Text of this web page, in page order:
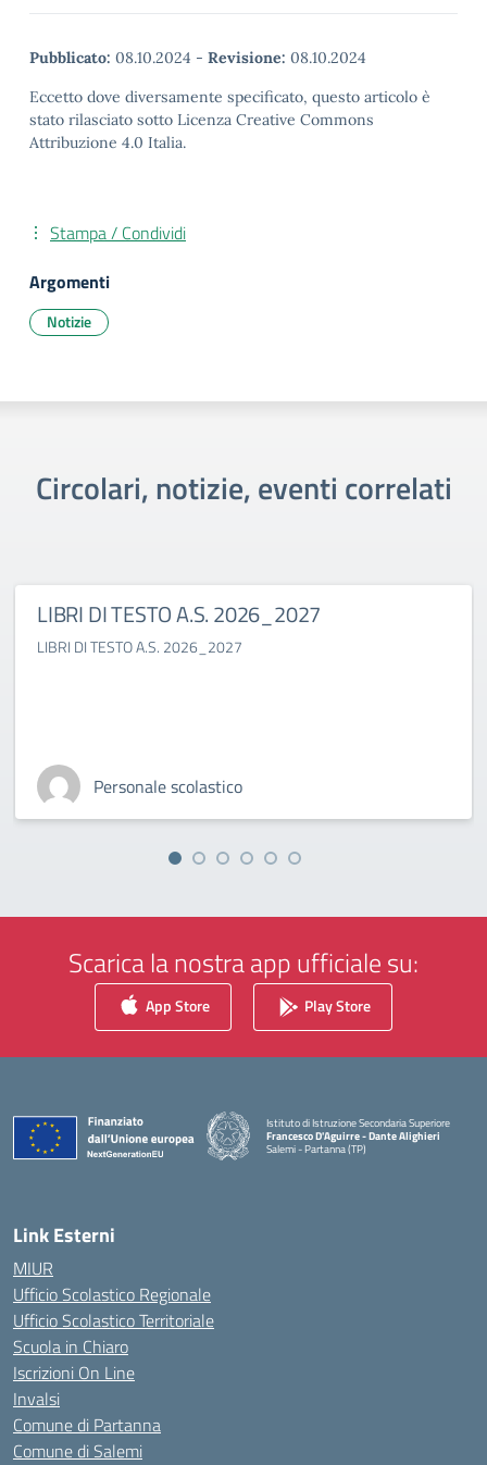
Pubblicato: 08.10.2024 - Revisione: 08.10.2024
Eccetto dove diversamente specificato, questo articolo è
stato rilasciato sotto Licenza Creative Commons
Attribuzione 4.0 Italia.
Stampa / Condividi
Argomenti
Notizie
Circolari, notizie, eventi correlati
LIBRI DI TESTO A.S. 2026_2027
LIBRI DI TESTO A.S. 2026_2027
Personale scolastico
Scarica la nostra app ufficiale su:
App Store Play Store
Istituto di Istruzione Secondaria Superiore
Francesco D'Aguirre - Dante Alighieri
Salemi - Partanna (TP)
Link Esterni
MIUR
Ufficio Scolastico Regionale
Ufficio Scolastico Territoriale
Scuola in Chiaro
Iscrizioni On Line
Invalsi
Comune di Partanna
Comune di Salemi